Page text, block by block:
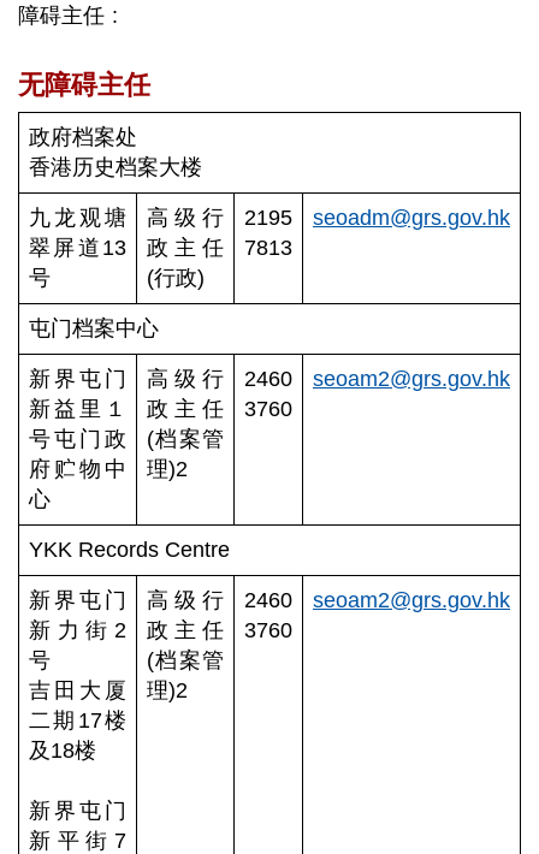
最
新
消
息
馆
藏
档
案
管
理
到
访
档
案
障碍主任 :
无障碍主任
政府档案处
香港历史档案大楼
九龙观塘
翠屏道13
号
高级行
政主任
(行政)
2195
7813
seoadm@grs.gov.hk
屯门档案中心
新界屯门
新益里１
号屯门政
府贮物中
心
高级行
政主任
(档案管
理)2
2460
3760
seoam2@grs.gov.hk
YKK Records Centre
新界屯门
新力街2
号
吉田大厦
二期17楼
及18楼
新界屯门
新平街7
高级行
政主任
(档案管
理)2
2460
3760
seoam2@grs.gov.hk